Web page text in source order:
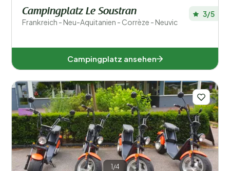
Campingplatz Le Soustran
Frankreich - Neu-Aquitanien - Corrèze - Neuvic
3/5
Campingplatz ansehen
1/4